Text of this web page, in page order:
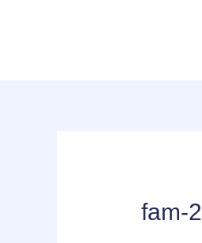
fam-2